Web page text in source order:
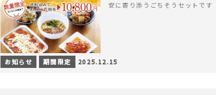
安に寄り添うごちそうセットです
お知らせ 期間限定 2025.12.15